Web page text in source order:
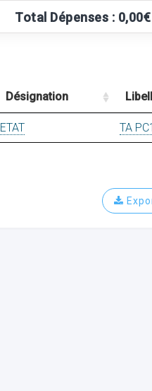
Total Dépenses :
Désignation
ETAT TA